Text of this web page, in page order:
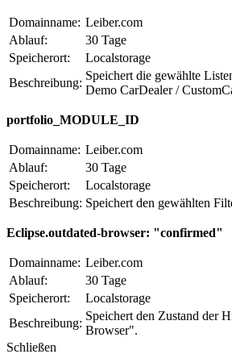
Domainname: Leiber.com
Ablauf:
30 Tage
Speicherort:
Localstorage
Beschreibung:
Speichert die gewählte
Demo CarDealer /
portfolio_MODULE_ID
Domainname: Leiber.com
Ablauf:
30 Tage
Speicherort:
Localstorage
Beschreibung: Speichert den gewählten
Eclipse.outdated-browser: "confirmed"
Domainname: Leiber.com
Ablauf:
30 Tage
Speicherort:
Localstorage
Beschreibung:
Speichert den Zustand der
Browser".
Schließen